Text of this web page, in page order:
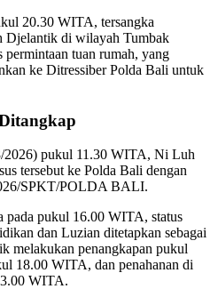
20.30 WITA, tersangka
Djelantik di wilayah Tumbak
tuan rumah, yang
ke Ditressiber Polda Bali untuk
2026) pukul 11.30 WITA, Ni Luh
tersebut ke Polda Bali dengan
SPKT/POLDA BALI.
pada pukul 16.00 WITA, status
dan Luzian ditetapkan sebagai
melakukan penangkapan pukul
18.00 WITA, dan penahanan di
WITA.